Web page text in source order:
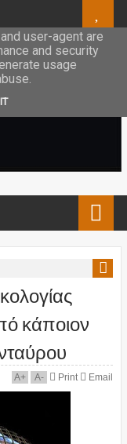
κάποιον
A+ A- Print Email
deliver its services
user-agent are
and security
usage